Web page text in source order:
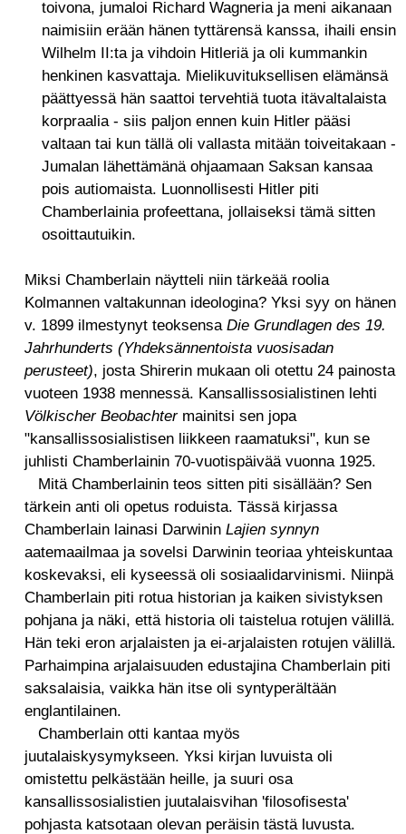
toivona, jumaloi Richard Wagneria ja meni aikanaan
naimisiin erään hänen tyttärensä kanssa, ihaili ensin
Wilhelm II:ta ja vihdoin Hitleriä ja oli kummankin
henkinen kasvattaja. Mielikuvituksellisen elämänsä
päättyessä hän saattoi tervehtiä tuota itävaltalaista
korpraalia - siis paljon ennen kuin Hitler pääsi
valtaan tai kun tällä oli vallasta mitään toiveitakaan -
Jumalan lähettämänä ohjaamaan Saksan kansaa
pois autiomaista. Luonnollisesti Hitler piti
Chamberlainia profeettana, jollaiseksi tämä sitten
osoittautuikin.
Miksi Chamberlain näytteli niin tärkeää roolia
Kolmannen valtakunnan ideologina? Yksi syy on hänen
v. 1899 ilmestynyt teoksensa Die Grundlagen des 19.
Jahrhunderts (Yhdeksännentoista vuosisadan
perusteet), josta Shirerin mukaan oli otettu 24 painosta
vuoteen 1938 mennessä. Kansallissosialistinen lehti
Völkischer Beobachtermainitsi sen jopa
"kansallissosialistisen liikkeen raamatuksi", kun se
juhlisti Chamberlainin 70-vuotispäivää vuonna 1925.
Mitä Chamberlainin teos sitten piti sisällään? Sen
tärkein anti oli opetus roduista. Tässä kirjassa
Chamberlain lainasi Darwinin Lajien synnyn
aatemaailmaa ja sovelsi Darwinin teoriaa yhteiskuntaa
koskevaksi, eli kyseessä oli sosiaalidarvinismi. Niinpä
Chamberlain piti rotua historian ja kaiken sivistyksen
pohjana ja näki, että historia oli taistelua rotujen välillä.
Hän teki eron arjalaisten ja ei-arjalaisten rotujen välillä.
Parhaimpina arjalaisuuden edustajina Chamberlain piti
saksalaisia, vaikka hän itse oli syntyperältään
englantilainen.
Chamberlain otti kantaa myös
juutalaiskysymykseen. Yksi kirjan luvuista oli
omistettu pelkästään heille, ja suuri osa
kansallissosialistien juutalaisvihan 'filosofisesta'
pohjasta katsotaan olevan peräisin tästä luvusta.